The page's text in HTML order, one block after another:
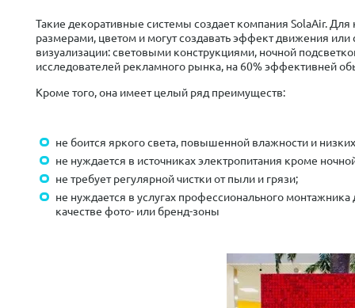
Такие декоративные системы создает компания SolaAir.
размерами, цветом и могут создавать эффект движения
визуализации: световыми конструкциями, ночной
исследователей рекламного рынка, на 60% эффективней
Кроме того, она имеет целый ряд преимуществ:
не боится яркого света, повышенной влажности и
не нуждается в источниках электропитания кроме
не требует регулярной чистки от пыли и грязи;
не нуждается в услугах профессионального
качестве фото- или бренд-зоны